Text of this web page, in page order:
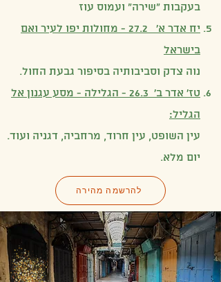
בעקבות "שירה" ועמוס עוז
יח אדר א' 27.2 - מחולות יפו לעיר ואם
בישראל
נוה צדק וסביבותיה בסיפור גבעת החול.
טז' אדר ב' 26.3 - הגלילה - מסע עגנון אל
הגליל:
עין השופט, עין חרוד, מרחביה, דגניה ועוד.
יום מלא.
להרשמה מהירה